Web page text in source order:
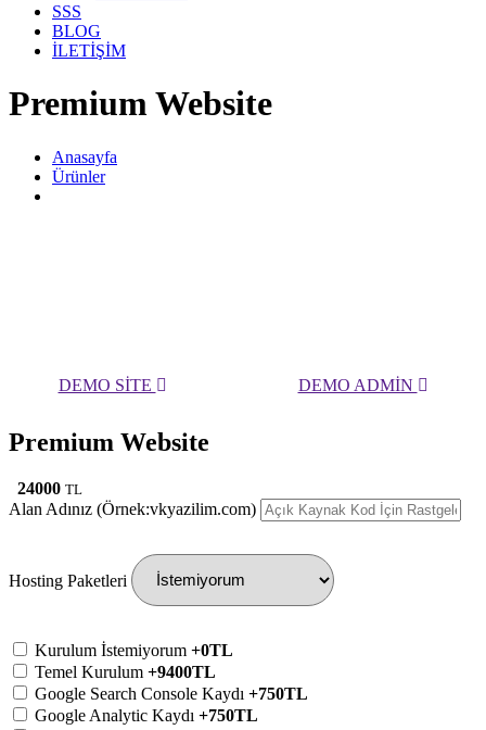
SSS
BLOG
İLETİŞİM
Premium Website
Anasayfa
Ürünler
DEMO SİTE DEMO ADMİN
Premium Website
24000 TL
Alan Adınız (Örnek:vkyazilim.com)
Hosting Paketleri
Kurulum İstemiyorum +0TL
Temel Kurulum +9400TL
Google Search Console Kaydı +750TL
Google Analytic Kaydı +750TL